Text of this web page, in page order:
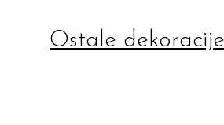
Ostale dekoracije